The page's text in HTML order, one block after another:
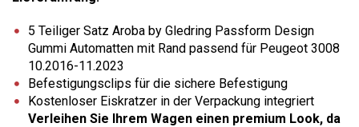
5 Teiliger Satz Aroba by Gledring Passform Design
Gummi Automatten mit Rand passend für Peugeot 3008
10.2016-11.2023
Befestigungsclips für die sichere Befestigung
Kostenloser Eiskratzer in der Verpackung integriert
Verleihen Sie Ihrem Wagen einen premium Look, da